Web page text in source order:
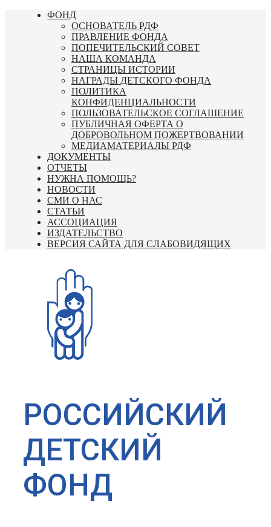
Перейти
ФОНД
ОСНОВАТЕЛЬ РДФ
ПРАВЛЕНИЕ ФОНДА
ПОПЕЧИТЕЛЬСКИЙ СОВЕТ
НАША КОМАНДА
СТРАНИЦЫ ИСТОРИИ
НАГРАДЫ ДЕТСКОГО ФОНДА
ПОЛИТИКА
КОНФИДЕНЦИАЛЬНОСТИ
ПОЛЬЗОВАТЕЛЬСКОЕ СОГЛАШЕНИЕ
ПУБЛИЧНАЯ ОФЕРТА О
ДОБРОВОЛЬНОМ ПОЖЕРТВОВАНИИ
МЕДИАМАТЕРИАЛЫ РДФ
ДОКУМЕНТЫ
ОТЧЕТЫ
НУЖНА ПОМОЩЬ?
НОВОСТИ
СМИ О НАС
СТАТЬИ
АССОЦИАЦИЯ
ИЗДАТЕЛЬСТВО
ВЕРСИЯ САЙТА ДЛЯ СЛАБОВИДЯЩИХ
РОССИЙСКИЙ
ДЕТСКИЙ
ФОНД